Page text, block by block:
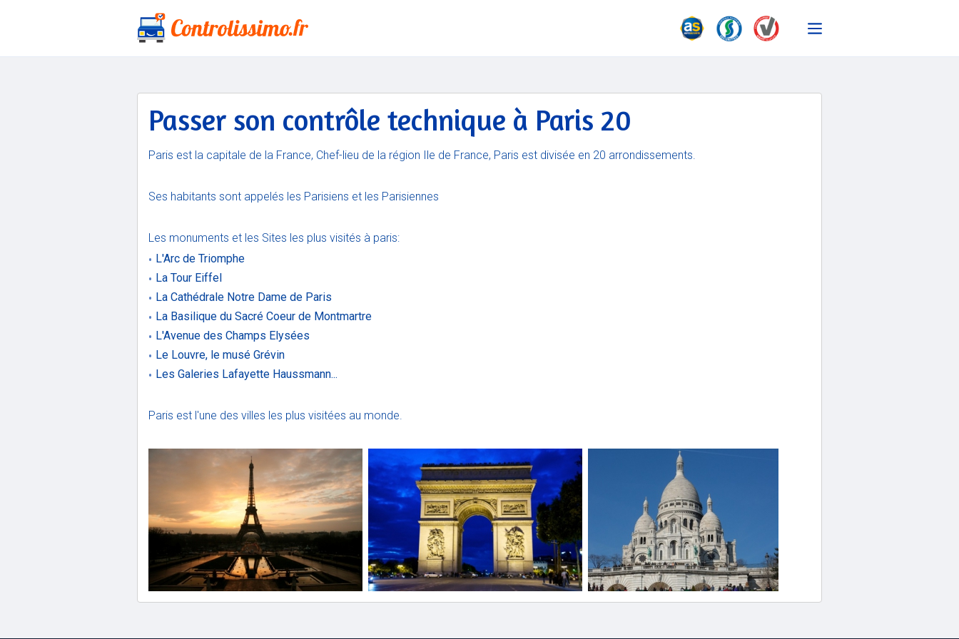
Passer son contrôle technique à Paris 20
Paris est la capitale de la France, Chef-lieu de la région Ile de France, Paris est divisée en 20 arrondissements.
Ses habitants sont appelés les Parisiens et les Parisiennes
Les monuments et les Sites les plus visités à paris:
L'Arc de Triomphe
La Tour Eiffel
La Cathédrale Notre Dame de Paris
La Basilique du Sacré Coeur de Montmartre
L'Avenue des Champs Elysées
Le Louvre, le musé Grévin
Les Galeries Lafayette Haussmann...
Paris est l'une des villes les plus visitées au monde.